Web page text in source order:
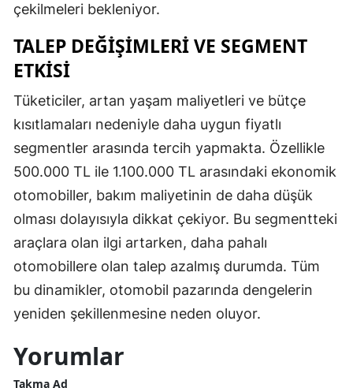
çekilmeleri bekleniyor.
TALEP DEĞIŞIMLERI VE SEGMENT
ETKISI
Tüketiciler, artan yaşam maliyetleri ve bütçe
kısıtlamaları nedeniyle daha uygun fiyatlı
segmentler arasında tercih yapmakta. Özellikle
500.000 TL ile 1.100.000 TL arasındaki ekonomik
otomobiller, bakım maliyetinin de daha düşük
olması dolayısıyla dikkat çekiyor. Bu segmentteki
araçlara olan ilgi artarken, daha pahalı
otomobillere olan talep azalmış durumda. Tüm
bu dinamikler, otomobil pazarında dengelerin
yeniden şekillenmesine neden oluyor.
Yorumlar
Takma Ad